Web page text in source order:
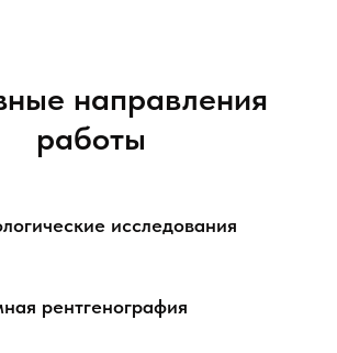
направления
работы
исследования
рентгенография